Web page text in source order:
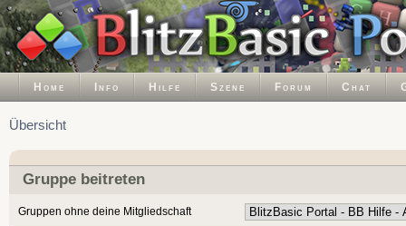
Home Info Hilfe Szene Forum Chat
Übersicht
Gruppe beitreten
Gruppen ohne deine Mitgliedschaft